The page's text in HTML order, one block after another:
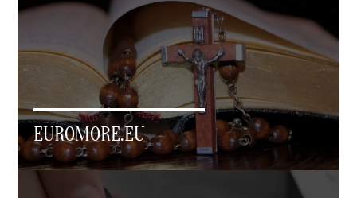
EUROMORE.EU